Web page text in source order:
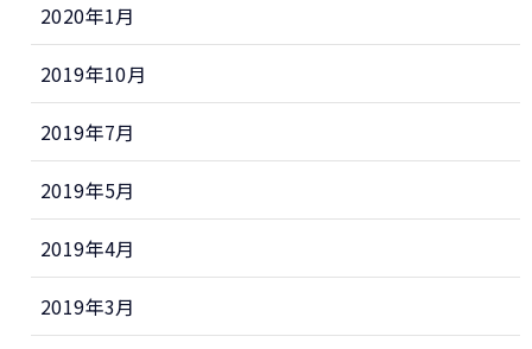
2020年1月
2019年10月
2019年7月
2019年5月
2019年4月
2019年3月